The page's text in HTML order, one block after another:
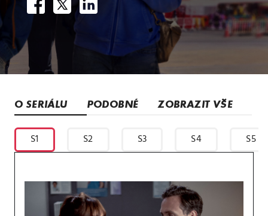
O SERIÁLU PODOBNÉ ZOBRAZIT VŠE
S1 S2 S3 S4 S5